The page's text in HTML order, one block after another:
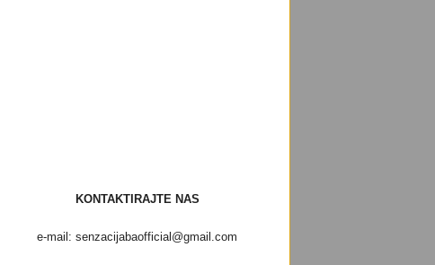
KONTAKTIRAJTE NAS
e-mail: senzacijabaofficial@gmail.com